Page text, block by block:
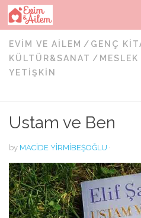
Skip to content
EVIM VE AILEM / GENÇ
KÜLTÜR&SANAT /
YETIŞKIN
Ustam ve Ben
by MACIDE YIRMIBEŞOĞLU ·